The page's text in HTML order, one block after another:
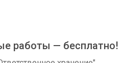
работы — бесплатно!